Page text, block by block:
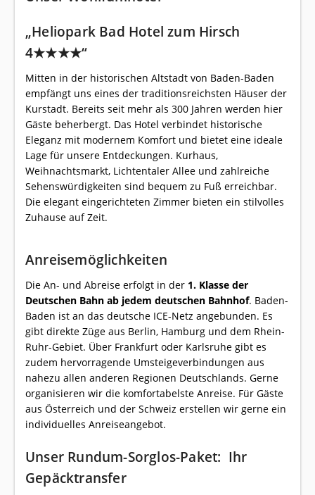
„Heliopark Bad Hotel zum Hirsch
4★★★★“
Mitten in der historischen Altstadt von Baden-Baden
empfängt uns eines der traditionsreichsten Häuser der
Kurstadt. Bereits seit mehr als 300 Jahren werden hier
Gäste beherbergt. Das Hotel verbindet historische
Eleganz mit modernem Komfort und bietet eine ideale
Lage für unsere Entdeckungen. Kurhaus,
Weihnachtsmarkt, Lichtentaler Allee und zahlreiche
Sehenswürdigkeiten sind bequem zu Fuß erreichbar.
Die elegant eingerichteten Zimmer bieten ein stilvolles
Zuhause auf Zeit.
Anreisemöglichkeiten
Die An- und Abreise erfolgt in der 1. Klasse der
Deutschen Bahn ab jedem deutschen Bahnhof. Baden-
Baden ist an das deutsche ICE-Netz angebunden. Es
gibt direkte Züge aus Berlin, Hamburg und dem Rhein-
Ruhr-Gebiet. Über Frankfurt oder Karlsruhe gibt es
zudem hervorragende Umsteigeverbindungen aus
nahezu allen anderen Regionen Deutschlands. Gerne
organisieren wir die komfortabelste Anreise. Für Gäste
aus Österreich und der Schweiz erstellen wir gerne ein
individuelles Anreiseangebot.
Unser Rundum-Sorglos-Paket: Ihr
Gepäcktransfer